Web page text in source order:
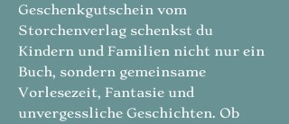
Geschenkgutschein vom
Storchenverlag schenkst du
Kindern und Familien nicht nur ein
Buch, sondern gemeinsame
Vorlesezeit, Fantasie und
unvergessliche Geschichten. Ob